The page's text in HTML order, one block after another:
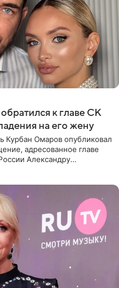
к главе СК
на его жену
Курбан Омаров опубликовал
адресованное главе
Александру